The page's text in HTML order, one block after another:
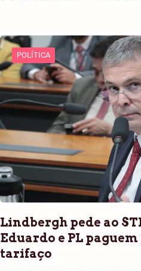
POLÍTICA
Lindbergh pede ao
Eduardo e PL
tarifaço